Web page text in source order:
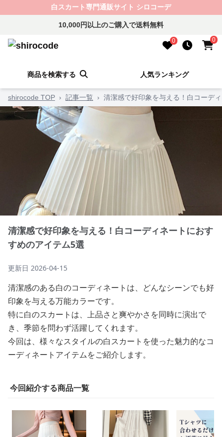
白スカート専門通販サイト シロコーデ
10,000円以上のご購入で送料無料
0 0
商品を検索する 人気ランキング
shirocode TOP › 記事一覧 › 清潔感で好印象を与える！白コーデ
清潔感で好印象を与える！白コーディネートにおす
すめのアイテム5選
更新日 2026-04-15
清潔感のある白のコーディネートは、どんなシーンでも好
印象を与える万能カラーです。
特に白のスカートは、上品さと爽やかさを同時に演出で
き、季節を問わず活躍してくれます。
今回は、様々なスタイルの白スカートを使った魅力的なコ
ーディネートアイテムをご紹介します。
今回紹介する商品一覧